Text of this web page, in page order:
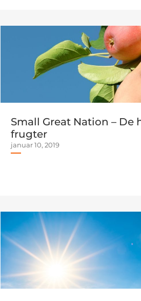
Small Great Nation –
frugter
januar 10, 2019